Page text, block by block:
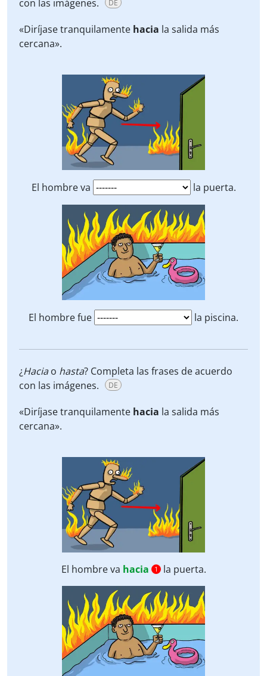
con las imágenes. DE
«Diríjase tranquilamente hacia la salida más
cercana».
El hombre va la puerta.
El hombre fue la piscina.
¿Haciao hasta? Completa las frases de acuerdo
con las imágenes.
DE
«Diríjase tranquilamente hacia la salida más
cercana».
El hombre va hacia 1 la puerta.